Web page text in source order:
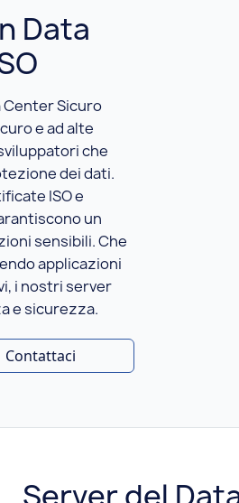
Data
Center Sicuro
e ad alte
che
dei dati.
ISO e
un
sensibili. Che
applicazioni
i nostri server
e sicurezza.
Contattaci